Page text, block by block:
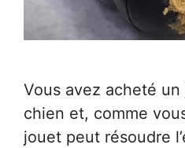
Vous avez acheté
chien et, comme
jouet peut résoudre